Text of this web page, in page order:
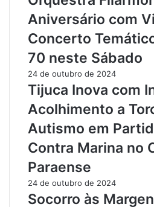
ç
o
G
r
a
t
u
o
s
a
O
r
c
o
N
e
s
s
d
a
E
Aniversário com
Concerto
70 neste Sábado
24 de outubro de 2024
Tijuca Inova com
Acolhimento a
Autismo em
Contra Marina no
Paraense
24 de outubro de 2024
Socorro às